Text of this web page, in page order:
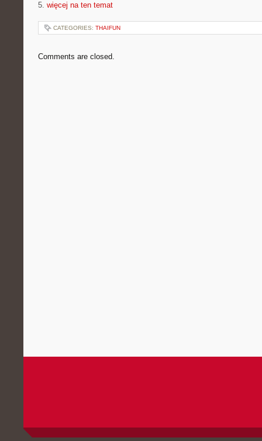
5. więcej na ten temat
CATEGORIES: THAIFUN
Comments are closed.